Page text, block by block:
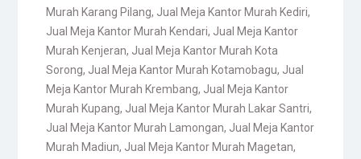
Murah Karang Pilang, Jual Meja Kantor Murah Kediri,
Jual Meja Kantor Murah Kendari, Jual Meja Kantor
Murah Kenjeran, Jual Meja Kantor Murah Kota
Sorong, Jual Meja Kantor Murah Kotamobagu, Jual
Meja Kantor Murah Krembang, Jual Meja Kantor
Murah Kupang, Jual Meja Kantor Murah Lakar Santri,
Jual Meja Kantor Murah Lamongan, Jual Meja Kantor
Murah Madiun, Jual Meja Kantor Murah Magetan,